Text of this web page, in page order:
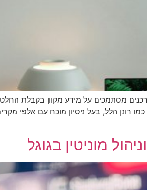
לדעת ניהול מוניטין ברשת הוא תהליך קריטי בעידן הדיגיטלי, כאשר 85% מהצרכנים
רונן הלל, בעל ניסיון מוכח עם אלפי
מוניטין בגוגל